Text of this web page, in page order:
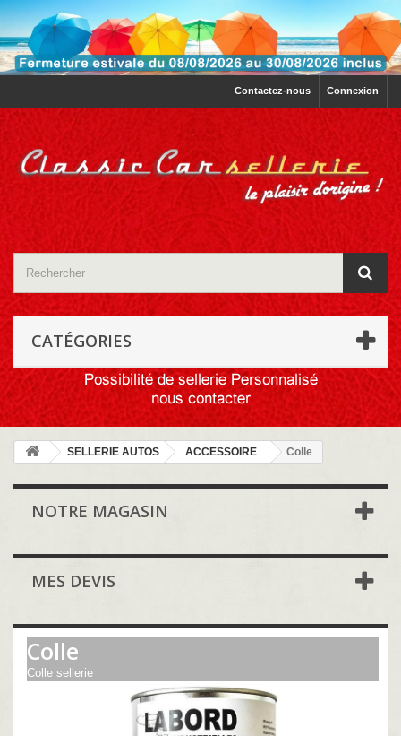
Connexion
Contactez-nous
CATÉGORIES
SELLERIE AUTOS ACCESSOIRE Colle
NOTRE MAGASIN
MES DEVIS
Colle
Colle sellerie